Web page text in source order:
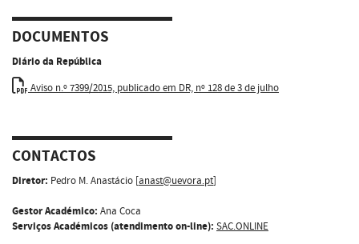
DOCUMENTOS
Diário da República
Aviso n.º 7399/2015, publicado em DR, nº 128 de 3 de julho
CONTACTOS
Diretor: Pedro M. Anastácio [anast@uevora.pt]
Gestor Académico: Ana Coca
Serviços Académicos (atendimento on-line): SAC.ONLINE